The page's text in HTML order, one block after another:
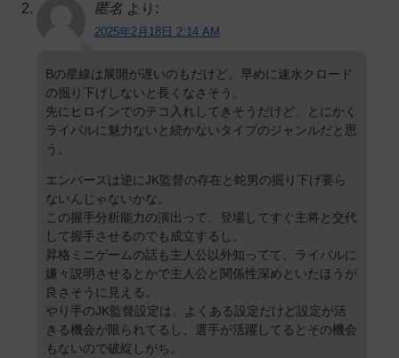
匿名 より:
2025年2月18日 2:14 AM
Bの星線は展開が遅いのもだけど、早めに速水クロード
の掘り下げしないと長くなさそう。
先にヒロインでのテコ入れしてきそうだけど、とにかく
ライバルに魅力ないと続かないタイプのジャンルだと思
う。
エンバーズは逆にJK監督の存在と蛇男の掘り下げ要ら
ないんじゃないかな。
この握手分析能力の演出って、登場してすぐ主将と交代
して握手させるのでも成立するし。
昇格ミニゲームの話も主人公以外知ってて、ライバルに
嫌々説明させるとかで主人公と関係性深めといたほうが
良さそうに見える。
やり手のJK監督設定は、よくある設定だけど設定が活
きる機会が限られてるし、選手が活躍してるとその機会
もないので破綻しがち。